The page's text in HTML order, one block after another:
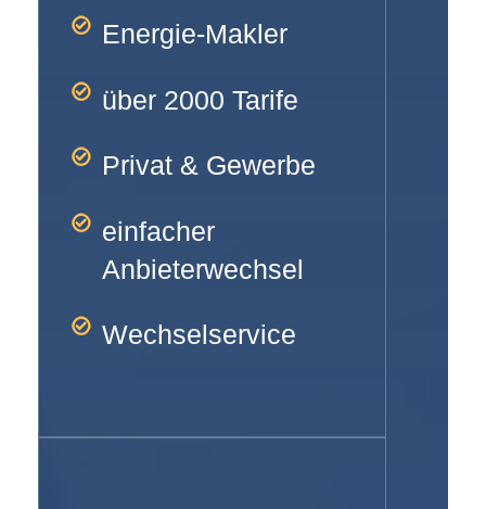
Energie-Makler
über 2000 Tarife
Privat & Gewerbe
einfacher
Anbieterwechsel
Wechselservice